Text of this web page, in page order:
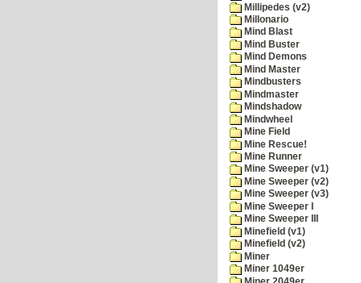
Millipedes (v2)
Millonario
Mind Blast
Mind Buster
Mind Demons
Mind Master
Mindbusters
Mindmaster
Mindshadow
Mindwheel
Mine Field
Mine Rescue!
Mine Runner
Mine Sweeper (v1)
Mine Sweeper (v2)
Mine Sweeper (v3)
Mine Sweeper I
Mine Sweeper III
Minefield (v1)
Minefield (v2)
Miner
Miner 1049er
Miner 2049er